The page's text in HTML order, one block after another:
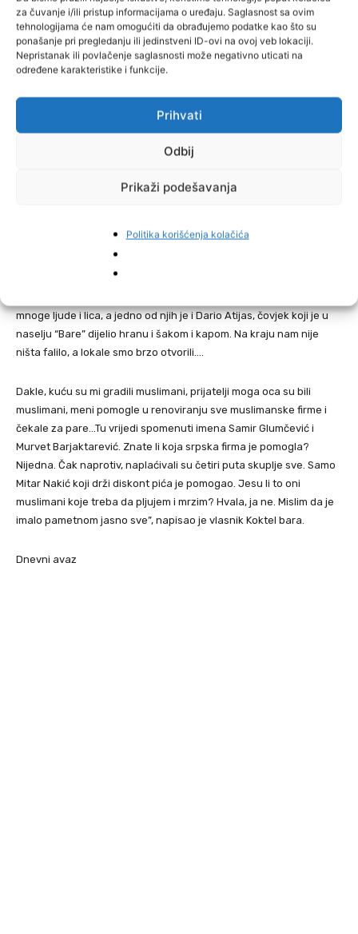
za čuvanje i/ili pristup informacijama o uređaju. Saglasnost sa ovim
tehnologijama će nam omogućiti da obrađujemo podatke kao što su
ponašanje pri pregledanju ili jedinstveni ID-ovi na ovoj veb lokaciji.
Nepristanak ili povlačenje saglasnosti može negativno uticati na
određene karakteristike i funkcije.
Prihvati
Odbij
Prikaži podešavanja
Politika korišćenja kolačića
auto preko 30 litara ulja i pitam, a kako on? Za njega je rečeno da
može. Jel tako? Odgurnem ih, udjem sam i uzmem par pašteta.
Vratim se u lokal i tako dok smo čistili, nailazi kombi i vidjevši nas
kako radimo, stadoše. Momci treba li vam šta od hrane, vode…Ma
treba svega. Nema se gdje kupiti. Kad su ljudi počeli vaditi galone
vode, hljeba, svega… Halo stanite! Ne treba više. Bio je to salon
namještaja “Goramonj” Gračanica.
Grupa ljudi
Njih 14-15… Gdje si Borise? Došli smo očistiti naš kafić…Bila je to
ekipa studenata iz Gračanice i okoline sa lopatama i krpama u
rukama. Tada mi je, meni muškarcu, suza krenula. Smlatili smo sve
mnoge ljude i lica, a jedno od njih je i Dario Atijas, čovjek koji je u
naselju “Bare” dijelio hranu i šakom i kapom. Na kraju nam nije
ništa falilo, a lokale smo brzo otvorili….
Dakle, kuću su mi gradili muslimani, prijatelji moga oca su bili
muslimani, meni pomogle u renoviranju sve muslimanske firme i
čekale za pare…Tu vrijedi spomenuti imena Samir Glumčević i
Murvet Barjaktarević. Znate li koja srpska firma je pomogla?
Nijedna. Čak naprotiv, naplaćivali su četiri puta skuplje sve. Samo
Mitar Nakić koji drži diskont pića je pomogao. Jesu li to oni
muslimani koje treba da pljujem i mrzim? Hvala, ja ne. Mislim da je
imalo pametnom jasno sve”, napisao je vlasnik Koktel bara.
Dnevni avaz